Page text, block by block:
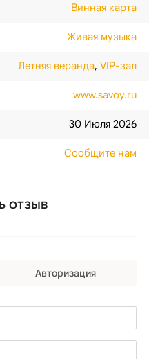
Винная карта
Живая музыка
Летняя веранда,VIP-зал
www.savoy.ru
30 Июля 2026
Сообщите нам
отзыв
Авторизация